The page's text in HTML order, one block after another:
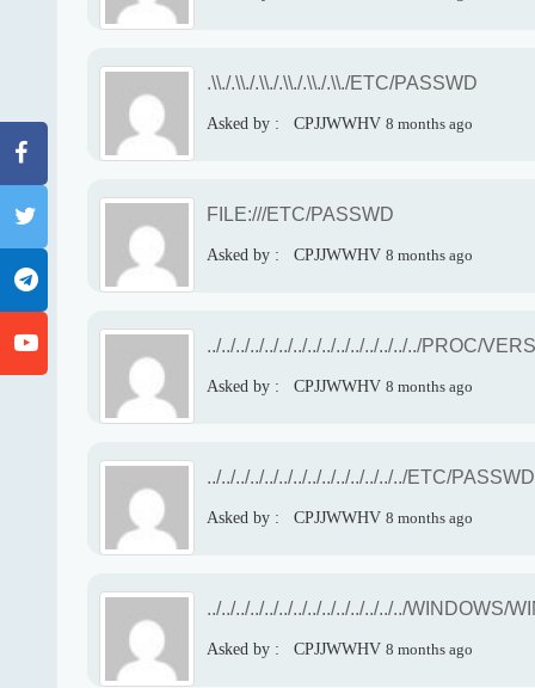
.\\./.\\./.\\./.\\./.\\./.\\./ETC/PASSWD
Asked by : CPJJWWHV 8 months ago
FILE:///ETC/PASSWD
Asked by : CPJJWWHV 8 months ago
../../../../../../../../../../../../../../../PROC/
Asked by : CPJJWWHV 8 months ago
../../../../../../../../../../../../../../ETC/PASSWD
Asked by : CPJJWWHV 8 months ago
../../../../../../../../../../../../../../WINDOWS/
Asked by : CPJJWWHV 8 months ago